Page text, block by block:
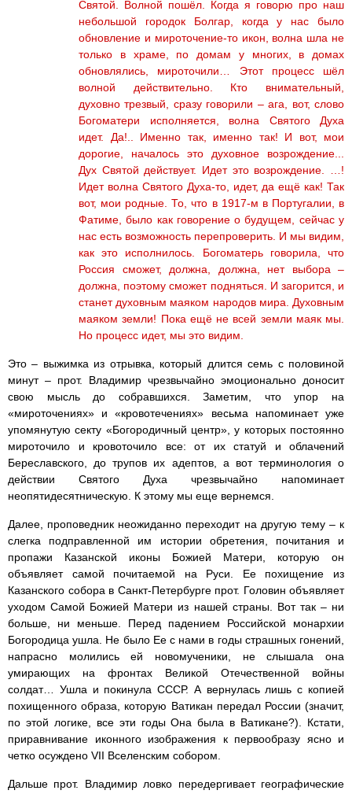
Святой. Волной пошёл. Когда я говорю про наш
небольшой городок Болгар, когда у нас было
обновление и мироточение-то икон, волна шла не
только в храме, по домам у многих, в домах
обновлялись, мироточили… Этот процесс шёл
волной действительно. Кто внимательный,
духовно трезвый, сразу говорили – ага, вот, слово
Богоматери исполняется, волна Святого Духа
идет. Да!.. Именно так, именно так! И вот, мои
дорогие, началось это духовное возрождение...
Дух Святой действует. Идет это возрождение. …!
Идет волна Святого Духа-то, идет, да ещё как! Так
вот, мои родные. То, что в 1917-м в Португалии, в
Фатиме, было как говорение о будущем, сейчас у
нас есть возможность перепроверить. И мы видим,
как это исполнилось. Богоматерь говорила, что
Россия сможет, должна, должна, нет выбора –
должна, поэтому сможет подняться. И загорится, и
станет духовным маяком народов мира. Духовным
маяком земли! Пока ещё не всей земли маяк мы.
Но процесс идет, мы это видим.
Это – выжимка из отрывка, который длится семь с половиной
минут – прот. Владимир чрезвычайно эмоционально доносит
свою мысль до собравшихся. Заметим, что упор на
«мироточениях» и «кровотечениях» весьма напоминает уже
упомянутую секту «Богородичный центр», у которых постоянно
мироточило и кровоточило все: от их статуй и облачений
Береславского, до трупов их адептов, а вот терминология о
действии Святого Духа чрезвычайно напоминает
неопятидесятническую. К этому мы еще вернемся.
Далее, проповедник неожиданно переходит на другую тему – к
слегка подправленной им истории обретения, почитания и
пропажи Казанской иконы Божией Матери, которую он
объявляет самой почитаемой на Руси. Ее похищение из
Казанского собора в Санкт-Петербурге прот. Головин объявляет
уходом Самой Божией Матери из нашей страны. Вот так – ни
больше, ни меньше. Перед падением Российской монархии
Богородица ушла. Не было Ее с нами в годы страшных гонений,
напрасно молились ей новомученики, не слышала она
умирающих на фронтах Великой Отечественной войны
солдат… Ушла и покинула СССР. А вернулась лишь с копией
похищенного образа, которую Ватикан передал России (значит,
по этой логике, все эти годы Она была в Ватикане?). Кстати,
приравнивание иконного изображения к первообразу ясно и
четко осуждено VII Вселенским собором.
Дальше прот. Владимир ловко передергивает географические